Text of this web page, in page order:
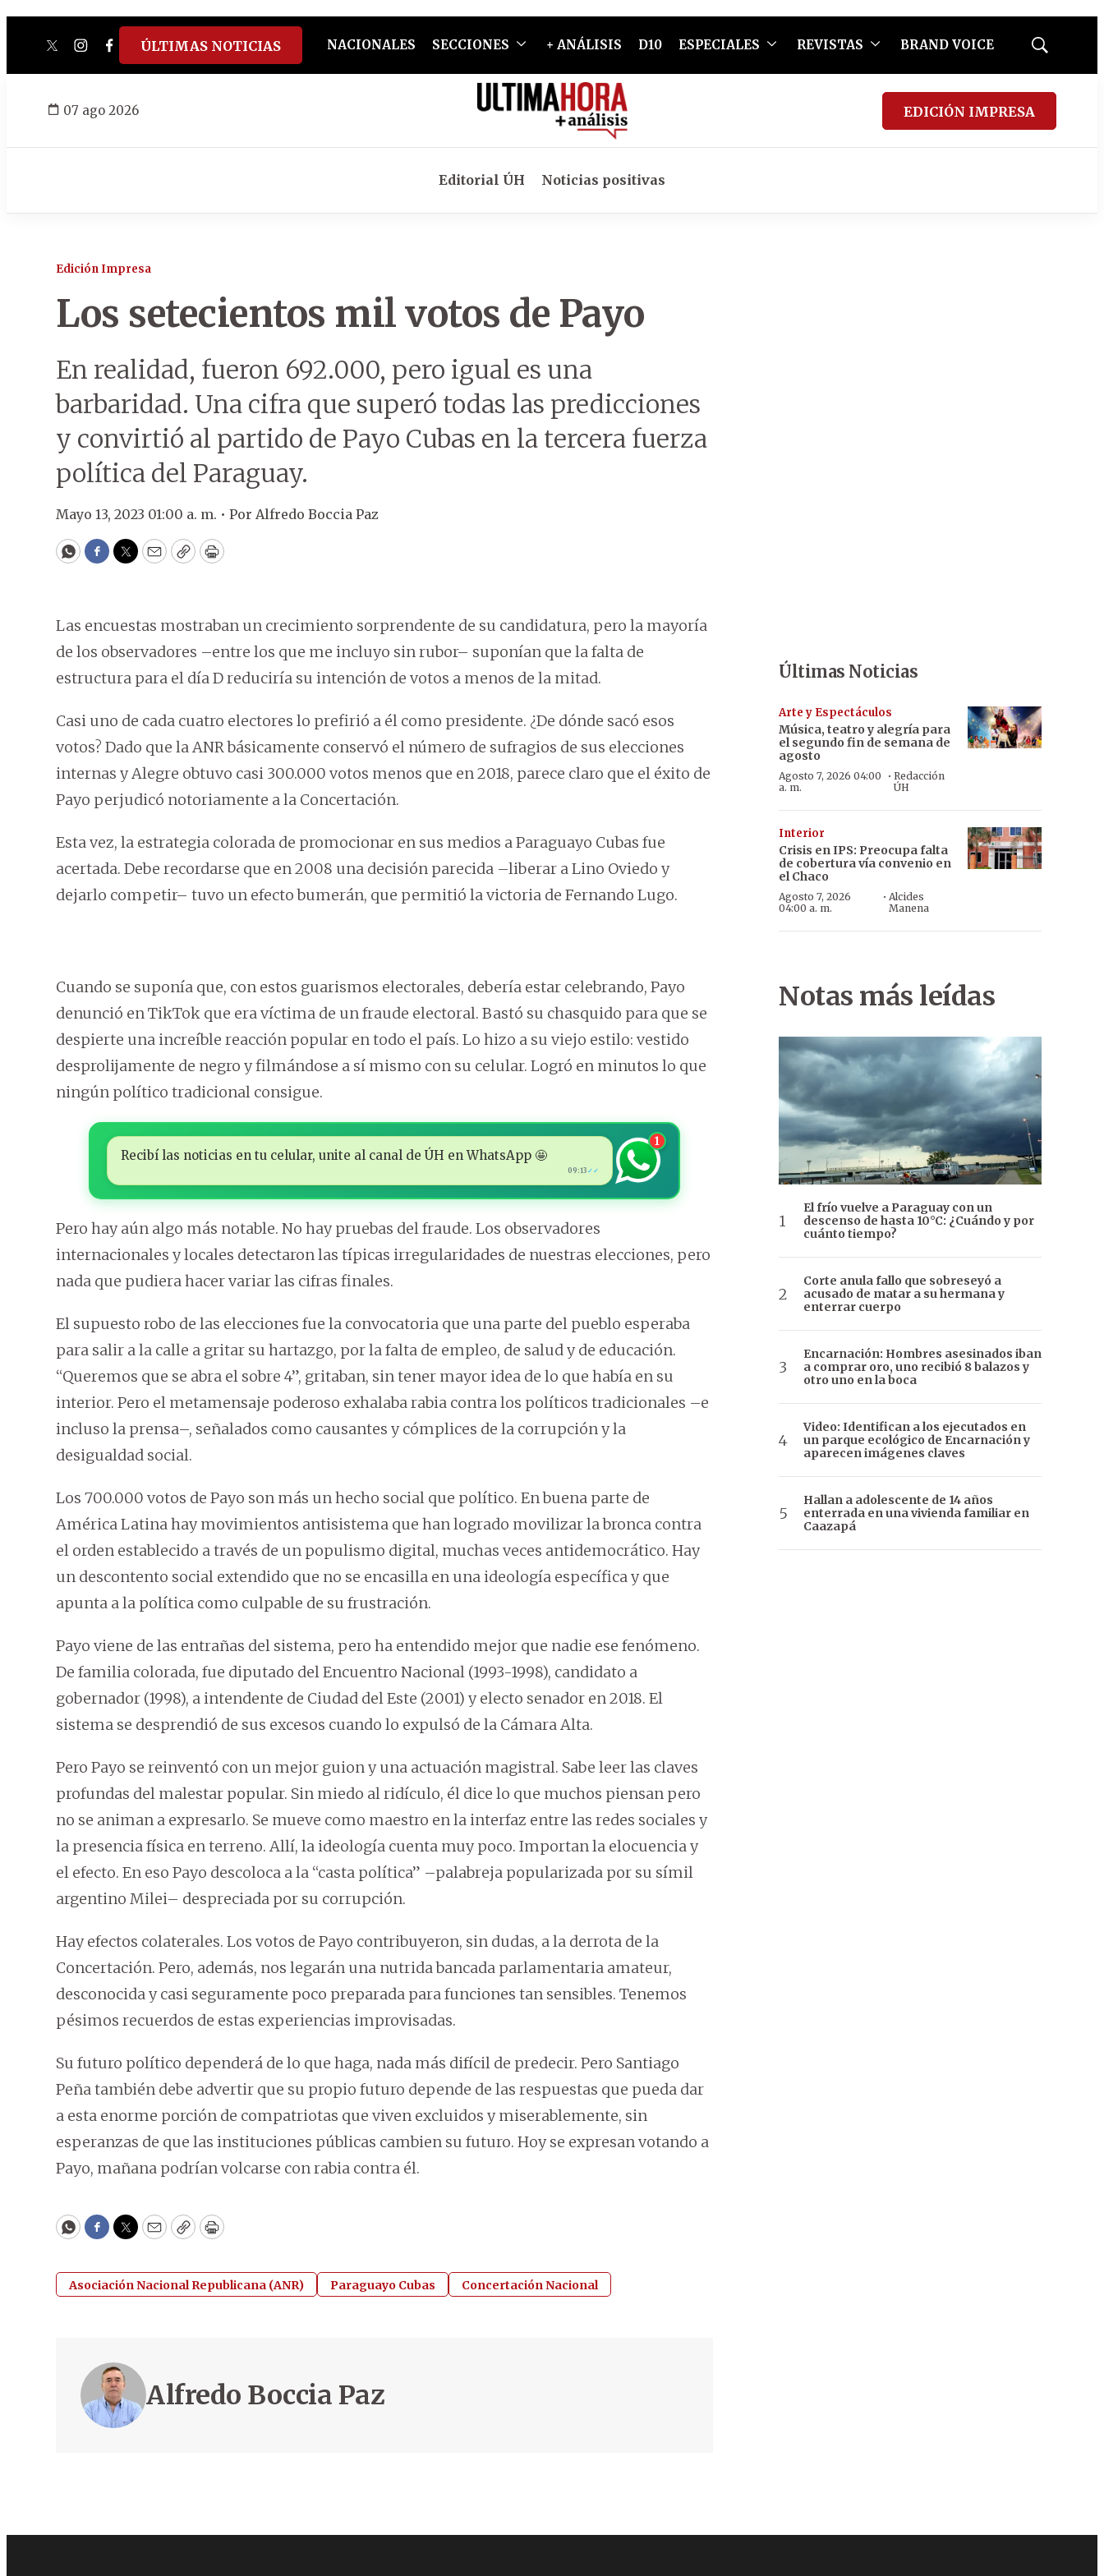
twitterinstagram
facebook
tiktokyoutube
spotify
ÚLTIMAS NOTICIAS NACIONALES SECCIONES + ANÁLISIS D10 ESPECIALES REVISTAS BRAND VOICE
Mostrar
07 ago 2026 EDICIÓN IMPRESA
Editorial ÚH Noticias positivas
Edición Impresa
Los setecientos mil votos de Payo
En realidad, fueron 692.000, pero igual es una
barbaridad. Una cifra que superó todas las predicciones
y convirtió al partido de Payo Cubas en la tercera fuerza
política del Paraguay.
Mayo 13, 2023 01:00 a. m. • Por Alfredo Boccia Paz
WhatsApp
Facebook
Twitter
EmailCopyPrint
Las encuestas mostraban un crecimiento sorprendente de su candidatura, pero la mayoría
de los observadores –entre los que me incluyo sin rubor– suponían que la falta de
estructura para el día D reduciría su intención de votos a menos de la mitad.
Casi uno de cada cuatro electores lo prefirió a él como presidente. ¿De dónde sacó esos
votos? Dado que la ANR básicamente conservó el número de sufragios de sus elecciones
internas y Alegre obtuvo casi 300.000 votos menos que en 2018, parece claro que el éxito de
Payo perjudicó notoriamente a la Concertación.
Esta vez, la estrategia colorada de promocionar en sus medios a Paraguayo Cubas fue
acertada. Debe recordarse que en 2008 una decisión parecida –liberar a Lino Oviedo y
dejarlo competir– tuvo un efecto bumerán, que permitió la victoria de Fernando Lugo.
Cuando se suponía que, con estos guarismos electorales, debería estar celebrando, Payo
denunció en TikTok que era víctima de un fraude electoral. Bastó su chasquido para que se
despierte una increíble reacción popular en todo el país. Lo hizo a su viejo estilo: vestido
desprolijamente de negro y filmándose a sí mismo con su celular. Logró en minutos lo que
ningún político tradicional consigue.
Recibí las noticias en tu celular, unite al canal de ÚH en WhatsApp 🤩
09:13 ✓✓
1
Pero hay aún algo más notable. No hay pruebas del fraude. Los observadores
internacionales y locales detectaron las típicas irregularidades de nuestras elecciones, pero
nada que pudiera hacer variar las cifras finales.
El supuesto robo de las elecciones fue la convocatoria que una parte del pueblo esperaba
para salir a la calle a gritar su hartazgo, por la falta de empleo, de salud y de educación.
“Queremos que se abra el sobre 4”, gritaban, sin tener mayor idea de lo que había en su
interior. Pero el metamensaje poderoso exhalaba rabia contra los políticos tradicionales –e
incluso la prensa–, señalados como causantes y cómplices de la corrupción y la
desigualdad social.
Los 700.000 votos de Payo son más un hecho social que político. En buena parte de
América Latina hay movimientos antisistema que han logrado movilizar la bronca contra
el orden establecido a través de un populismo digital, muchas veces antidemocrático. Hay
un descontento social extendido que no se encasilla en una ideología específica y que
apunta a la política como culpable de su frustración.
Payo viene de las entrañas del sistema, pero ha entendido mejor que nadie ese fenómeno.
De familia colorada, fue diputado del Encuentro Nacional (1993-1998), candidato a
gobernador (1998), a intendente de Ciudad del Este (2001) y electo senador en 2018. El
sistema se desprendió de sus excesos cuando lo expulsó de la Cámara Alta.
Pero Payo se reinventó con un mejor guion y una actuación magistral. Sabe leer las claves
profundas del malestar popular. Sin miedo al ridículo, él dice lo que muchos piensan pero
no se animan a expresarlo. Se mueve como maestro en la interfaz entre las redes sociales y
la presencia física en terreno. Allí, la ideología cuenta muy poco. Importan la elocuencia y
el efecto. En eso Payo descoloca a la “casta política” –palabreja popularizada por su símil
argentino Milei– despreciada por su corrupción.
Hay efectos colaterales. Los votos de Payo contribuyeron, sin dudas, a la derrota de la
Concertación. Pero, además, nos legarán una nutrida bancada parlamentaria amateur,
desconocida y casi seguramente poco preparada para funciones tan sensibles. Tenemos
pésimos recuerdos de estas experiencias improvisadas.
Su futuro político dependerá de lo que haga, nada más difícil de predecir. Pero Santiago
Peña también debe advertir que su propio futuro depende de las respuestas que pueda dar
a esta enorme porción de compatriotas que viven excluidos y miserablemente, sin
esperanzas de que las instituciones públicas cambien su futuro. Hoy se expresan votando a
Payo, mañana podrían volcarse con rabia contra él.
WhatsApp
Facebook
Twitter
EmailCopyPrint
Asociación Nacional Republicana (ANR) Paraguayo Cubas Concertación Nacional
Alfredo Boccia Paz
Últimas Noticias
Arte y Espectáculos
Música, teatro y alegría para
el segundo fin de semana de
agosto
Agosto 7, 2026 04:00
a. m.
· Redacción
ÚH
Interior
Crisis en IPS: Preocupa falta
de cobertura vía convenio en
el Chaco
Agosto 7, 2026
04:00 a. m.
·Alcides
Manena
Notas más leídas
El frío vuelve a Paraguay con un
descenso de hasta 10°C: ¿Cuándo y por
cuánto tiempo?
Corte anula fallo que sobreseyó a
acusado de matar a su hermana y
enterrar cuerpo
Encarnación: Hombres asesinados iban
a comprar oro, uno recibió 8 balazos y
otro uno en la boca
Video: Identifican a los ejecutados en
un parque ecológico de Encarnación y
aparecen imágenes claves
Hallan a adolescente de 14 años
enterrada en una vivienda familiar en
Caazapá